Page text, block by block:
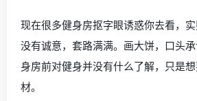
现在很多健身房抠字眼诱惑你去看，
没有诚意，套路满满。画大饼，口头
身房前对健身并没有什么了解，只是
材。